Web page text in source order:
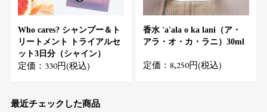
Who cares? シャンプー＆ト
リートメント トライアルセ
ット3日分（シャイン）
定価：330円(税込)
香水 'a'ala o ka lani（ア・
アラ・オ・カ・ラニ）30ml
定価：8,250円(税込)
最近チェックした商品